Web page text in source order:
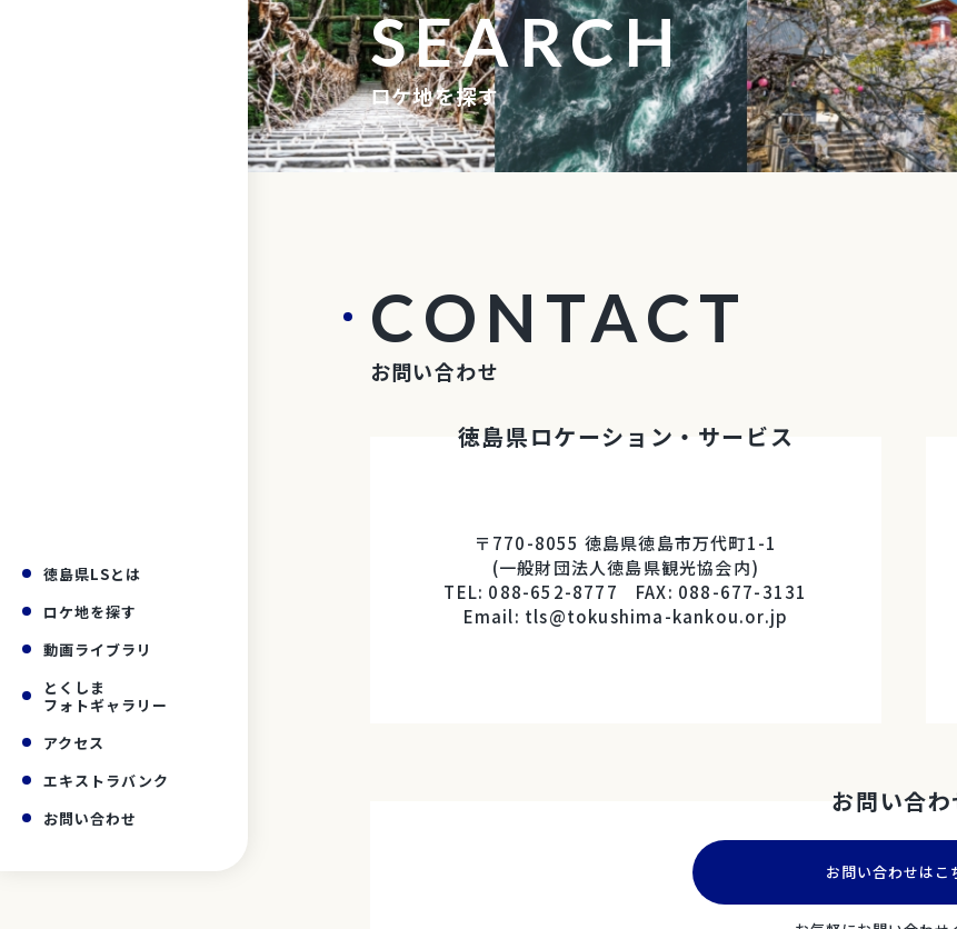
徳島県LSとは
ロケ地を探す
動画ライブラリ
とくしま
フォトギャラリー
アクセス
エキストラバンク
お問い合わせ
SEARCH
ロケ地を探す
CONTACT
お問い合わせ
徳島県ロケーション・サービス
〒770-8055 徳島県徳島市万代町1-1
(一般財団法人徳島県観光協会内)
TEL: 088-652-8777 FAX: 088-677-3131
Email: tls@tokushima-kankou.or.jp
お問い合わ
お問い合わせはこ